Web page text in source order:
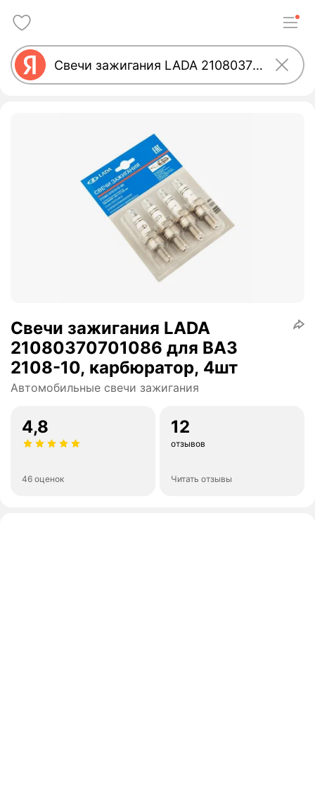
Свечи зажигания LADA
21080370701086 для ВАЗ
2108-10, карбюратор, 4шт
Автомобильные свечи зажигания
4,8
46 оценок
12
отзывов
Читать отзывы